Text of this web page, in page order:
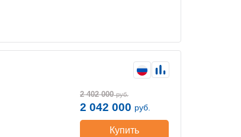
2 402 000 руб.
2 042 000 руб.
Купить